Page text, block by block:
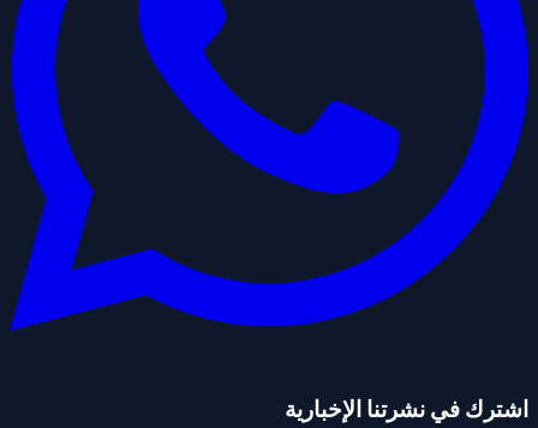
اشترك في نشرتنا الإخبارية